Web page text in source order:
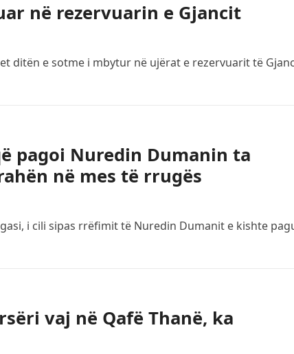
në rezervuarin e Gjancit
ditën e sotme i mbytur në ujërat e rezervuarit të
pagoi Nuredin Dumanin ta
në mes të rrugës
i cili sipas rrëfimit të Nuredin Dumanit e kishte
vaj në Qafë Thanë, ka